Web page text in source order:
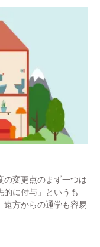
の変更点のまず一つは
的に付与」というも
遠方からの通学も容易